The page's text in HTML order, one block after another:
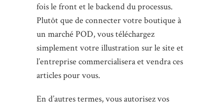
fois le front et le backend du processus.
Plutôt que de connecter votre boutique à
un marché POD, vous téléchargez
simplement votre illustration sur le site et
l’entreprise commercialisera et vendra ces
articles pour vous.
En d’autres termes, vous autorisez vos